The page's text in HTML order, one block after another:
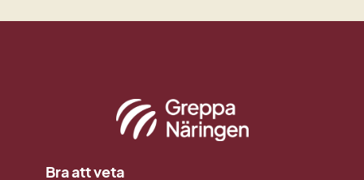
Bra att veta